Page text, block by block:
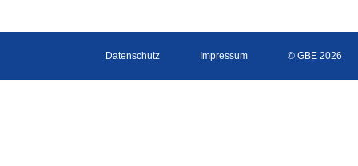
Datenschutz Impressum © GBE 2026